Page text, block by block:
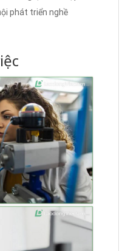
phát triển nghề